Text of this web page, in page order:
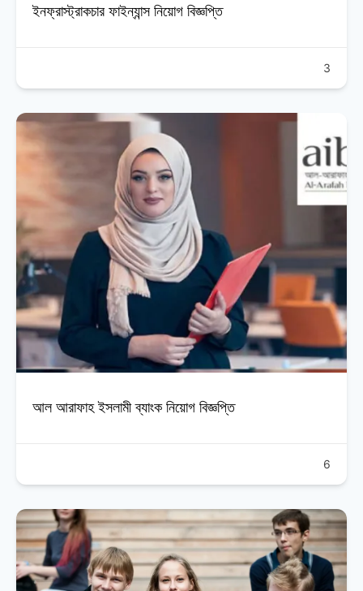
ইনফ্রাস্ট্রাকচার ফাইন্যান্স নিয়োগ বিজ্ঞপ্তি
3
আল আরাফাহ ইসলামী ব্যাংক নিয়োগ বিজ্ঞপ্তি
6